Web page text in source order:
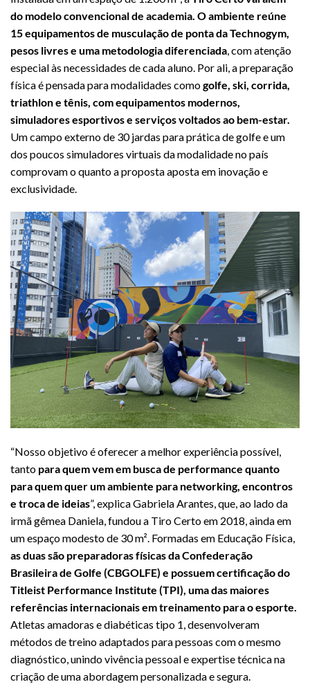
do modelo convencional de academia. O ambiente reúne
15 equipamentos de musculação de ponta da Technogym,
pesos livres e uma metodologia diferenciada, com atenção
especial às necessidades de cada aluno. Por ali, a preparação
física é pensada para modalidades comogolfe, ski, corrida,
triathlon e tênis, com equipamentos modernos,
simuladores esportivos e serviços voltados ao bem-estar.
Um campo externo de 30 jardas para prática de golfe e um
dos poucos simuladores virtuais da modalidade no país
comprovam o quanto a proposta aposta em inovação e
exclusividade.
“Nosso objetivo é oferecer a melhor experiência possível,
tanto para quem vem em busca de performance quanto
para quem quer um ambiente para networking, encontros
e troca de ideias”, explica Gabriela Arantes, que, ao lado da
irmã gêmea Daniela, fundou a Tiro Certo em 2018, ainda em
um espaço modesto de 30 m². Formadas em Educação Física,
as duas são preparadoras físicas da Confederação
Brasileira de Golfe (CBGOLFE) e possuem certificação do
Titleist Performance Institute (TPI), uma das maiores
referências internacionais em treinamento para o esporte.
Atletas amadoras e diabéticas tipo 1, desenvolveram
métodos de treino adaptados para pessoas com o mesmo
diagnóstico, unindo vivência pessoal e expertise técnica na
criação de uma abordagem personalizada e segura.